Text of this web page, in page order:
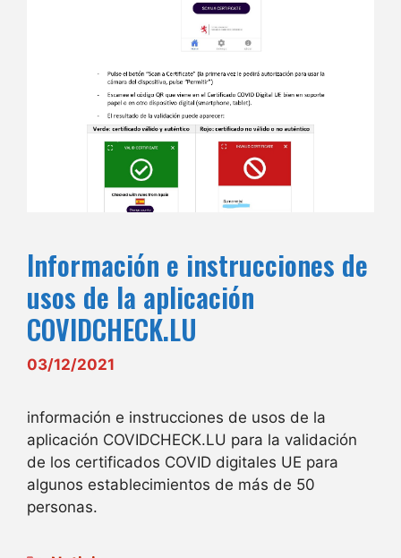
Información e instrucciones de
usos de la aplicación
COVIDCHECK.LU
03/12/2021
información e instrucciones de usos de la
aplicación COVIDCHECK.LU para la validación
de los certificados COVID digitales UE para
algunos establecimientos de más de 50
personas.